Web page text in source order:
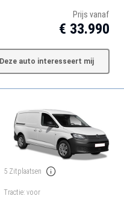
Prijs vanaf
€ 33.990
Deze auto interesseert mij
5 Zitplaatsen
Tractie: voor